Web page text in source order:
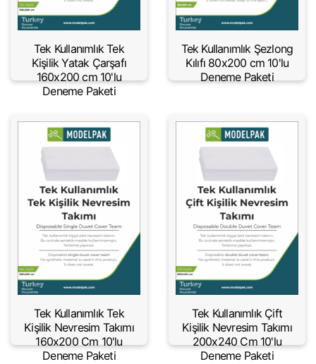
Tek Kullanımlık Tek
Kişilik Yatak Çarşafı
160x200 cm 10'lu
Deneme Paketi
Tek Kullanımlık Şezlong
Kılıfı 80x200 cm 10'lu
Deneme Paketi
Tek Kullanımlık Tek
Kişilik Nevresim Takımı
160x200 Cm 10'lu
Deneme Paketi
Tek Kullanımlık Çift
Kişilik Nevresim Takımı
200x240 Cm 10'lu
Deneme Paketi